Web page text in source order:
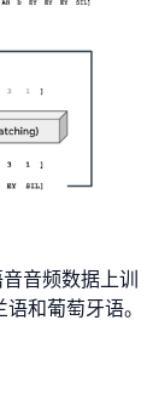
音频数据上训
和葡萄牙语。